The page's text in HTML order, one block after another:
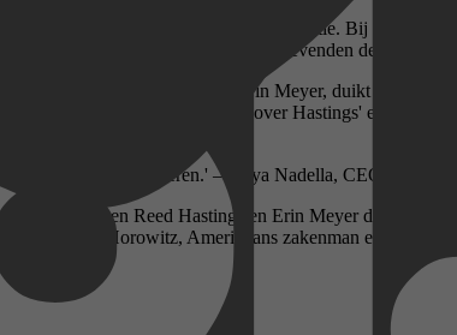
innovatie belangrijker was dan efficiëntie. Bij Netflix
maar geef je ook je leidinggevenden de
INSEAD Business School Erin Meyer, duikt hij
nooit eerder vertelde verhalen over Hastings' eigen
te creëren.' – Satya Nadella, CEO Microsoft
boek geven Reed Hastings en Erin Meyer daarop een
– Ben Horowitz, Amerikaans zakenman en